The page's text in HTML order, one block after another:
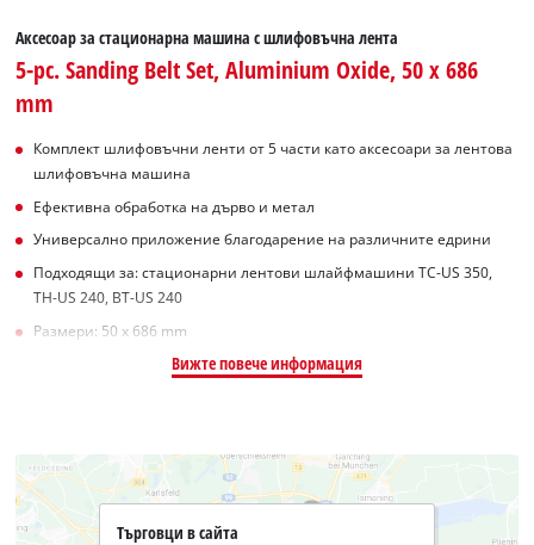
Аксесоар за стационарна машина с шлифовъчна лента
5-pc. Sanding Belt Set, Aluminium Oxide, 50 x 686
mm
Комплект шлифовъчни ленти от 5 части като аксесоари за лентова
шлифовъчна машина
Ефективна обработка на дърво и метал
Универсално приложение благодарение на различните едрини
Подходящи за: стационарни лентови шлайфмашини TC-US 350,
TH-US 240, BT-US 240
Размери: 50 x 686 mm
Вижте повече информация
Търговци в сайта